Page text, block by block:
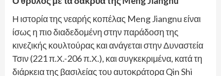
Η ιστορία της νεαρής κοπέλας Meng Jiangnu είναι
ίσως η πιο διαδεδομένη στην παράδοση της
κινεζικής κουλτούρας και ανάγεται στην Δυναστεία
Τσιν (221 π.Χ.-206 π.Χ.), και συγκεκριμένα, κατά τη
διάρκεια της βασιλείας του αυτοκράτορα Qin Shi